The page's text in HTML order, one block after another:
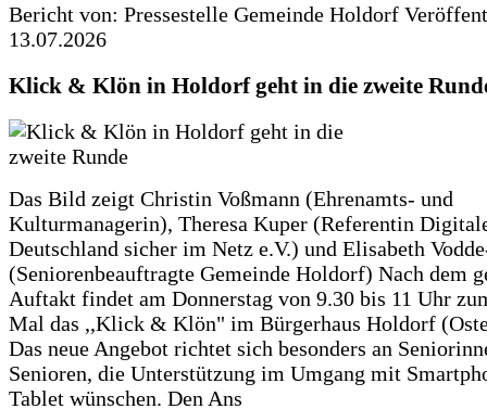
Bericht von: Pressestelle Gemeinde Holdorf
13.07.2026
Klick & Klön in Holdorf geht in die zweite
Das Bild zeigt Christin Voßmann (Ehrenamts- und
Kulturmanagerin), Theresa Kuper (Referentin
Deutschland sicher im Netz e.V.) und Elisabeth
(Seniorenbeauftragte Gemeinde Holdorf) Nach dem
Auftakt findet am Donnerstag von 9.30 bis 11 Uhr
Mal das ,,Klick & Klön" im Bürgerhaus Holdorf
Das neue Angebot richtet sich besonders an
Senioren, die Unterstützung im Umgang mit
Tablet wünschen. Den Ans